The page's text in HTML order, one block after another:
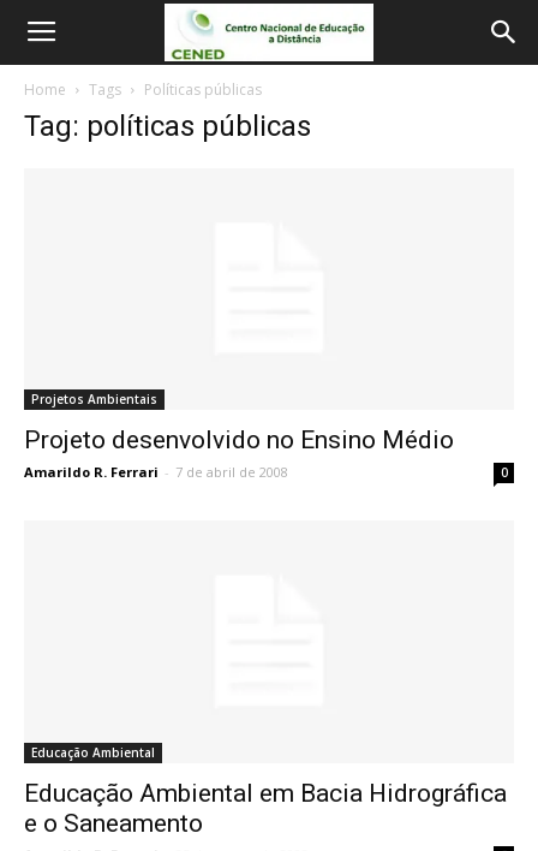
Home Tags Políticas públicas
Tag: políticas públicas
Projetos Ambientais
Projeto desenvolvido no Ensino Médio
Amarildo R. Ferrari - 7 de abril de 2008 0
Educação Ambiental
Educação Ambiental em Bacia Hidrográfica
e o Saneamento